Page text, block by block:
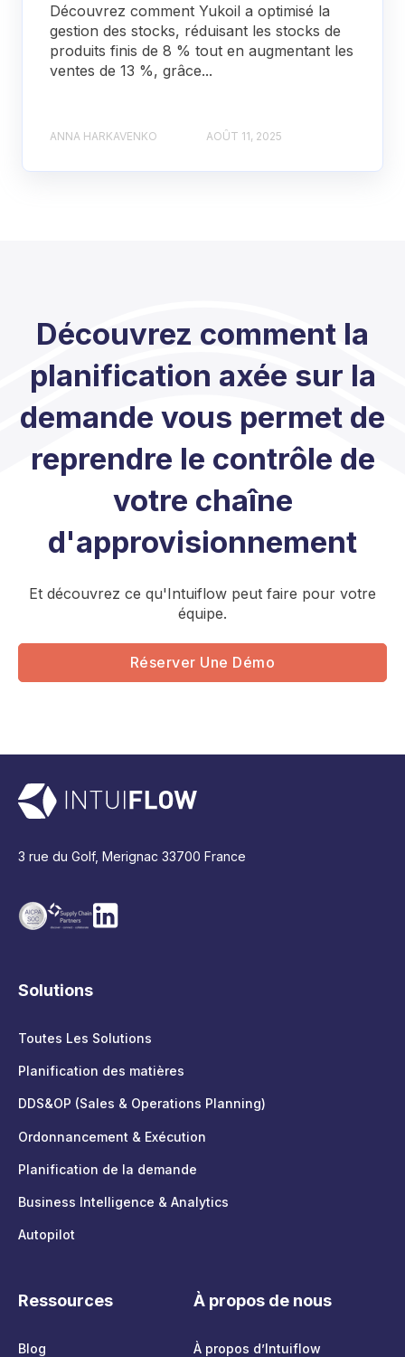
Découvrez comment Yukoil a optimisé la
gestion des stocks, réduisant les stocks de
produits finis de 8 % tout en augmentant les
ventes de 13 %, grâce...
ANNA HARKAVENKO AOÛT 11, 2025
Découvrez comment la
planification axée sur la
demande vous permet de
reprendre le contrôle de
votre chaîne
d'approvisionnement
Et découvrez ce qu'Intuiflow peut faire pour votre
équipe.
Réserver Une Démo
3 rue du Golf, Merignac 33700 France
Solutions
Toutes Les Solutions
Planification des matières
DDS&OP (Sales & Operations Planning)
Ordonnancement & Exécution
Planification de la demande
Business Intelligence & Analytics
Autopilot
Ressources
Blog
À propos de nous
À propos d’Intuiflow